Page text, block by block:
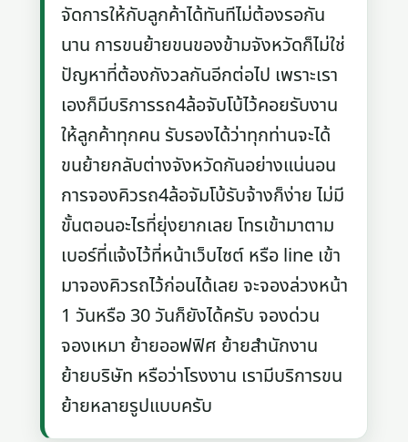
จัดการให้กับลูกค้าได้ทันทีไม่ต้องรอกัน
นาน การขนย้ายขนของข้ามจังหวัดก็ไม่ใช่
ปัญหาที่ต้องกังวลกันอีกต่อไป เพราะเรา
เองก็มีบริการรถ4ล้อจับโบ้ไว้คอยรับงาน
ให้ลูกค้าทุกคน รับรองได้ว่าทุกท่านจะได้
ขนย้ายกลับต่างจังหวัดกันอย่างแน่นอน
การจองคิวรถ4ล้อจัมโบ้รับจ้างก็ง่าย ไม่มี
ขั้นตอนอะไรที่ยุ่งยากเลย โทรเข้ามาตาม
เบอร์ที่แจ้งไว้ที่หน้าเว็บไซต์ หรือ line เข้า
มาจองคิวรถไว้ก่อนได้เลย จะจองล่วงหน้า
1 วันหรือ 30 วันก็ยังได้ครับ จองด่วน
จองเหมา ย้ายออฟฟิศ ย้ายสำนักงาน
ย้ายบริษัท หรือว่าโรงงาน เรามีบริการขน
ย้ายหลายรูปแบบครับ